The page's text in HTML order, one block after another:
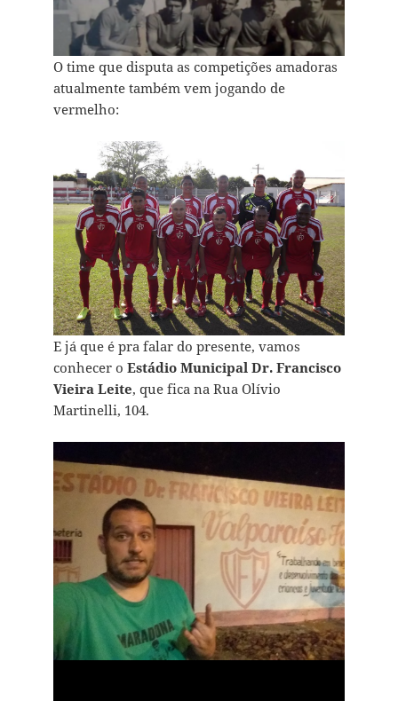
O time que disputa as competições amadoras
atualmente também vem jogando de
vermelho:
E já que é pra falar do presente, vamos
conhecer o Estádio Municipal Dr. Francisco
Vieira Leite, que fica na Rua Olívio
Martinelli, 104.